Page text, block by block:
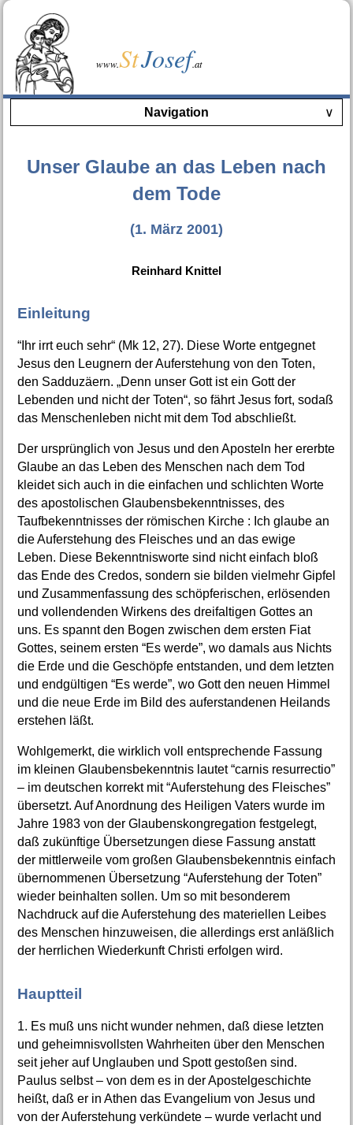
www.StJosef.at
Navigation ∨
Unser Glaube an das Leben nach
dem Tode
(1. März 2001)
Reinhard Knittel
Einleitung
“Ihr irrt euch sehr“ (Mk 12, 27). Diese Worte entgegnet
Jesus den Leugnern der Auferstehung von den Toten,
den Sadduzäern. „Denn unser Gott ist ein Gott der
Lebenden und nicht der Toten“, so fährt Jesus fort, sodaß
das Menschenleben nicht mit dem Tod abschließt.
Der ursprünglich von Jesus und den Aposteln her ererbte
Glaube an das Leben des Menschen nach dem Tod
kleidet sich auch in die einfachen und schlichten Worte
des apostolischen Glaubensbekenntnisses, des
Taufbekenntnisses der römischen Kirche : Ich glaube an
die Auferstehung des Fleisches und an das ewige
Leben. Diese Bekenntnisworte sind nicht einfach bloß
das Ende des Credos, sondern sie bilden vielmehr Gipfel
und Zusammenfassung des schöpferischen, erlösenden
und vollendenden Wirkens des dreifaltigen Gottes an
uns. Es spannt den Bogen zwischen dem ersten Fiat
Gottes, seinem ersten “Es werde”, wo damals aus Nichts
die Erde und die Geschöpfe entstanden, und dem letzten
und endgültigen “Es werde”, wo Gott den neuen Himmel
und die neue Erde im Bild des auferstandenen Heilands
erstehen läßt.
Wohlgemerkt, die wirklich voll entsprechende Fassung
im kleinen Glaubensbekenntnis lautet “carnis resurrectio”
– im deutschen korrekt mit “Auferstehung des Fleisches”
übersetzt. Auf Anordnung des Heiligen Vaters wurde im
Jahre 1983 von der Glaubenskongregation festgelegt,
daß zukünftige Übersetzungen diese Fassung anstatt
der mittlerweile vom großen Glaubensbekenntnis einfach
übernommenen Übersetzung “Auferstehung der Toten”
wieder beinhalten sollen. Um so mit besonderem
Nachdruck auf die Auferstehung des materiellen Leibes
des Menschen hinzuweisen, die allerdings erst anläßlich
der herrlichen Wiederkunft Christi erfolgen wird.
Hauptteil
1. Es muß uns nicht wunder nehmen, daß diese letzten
und geheimnisvollsten Wahrheiten über den Menschen
seit jeher auf Unglauben und Spott gestoßen sind.
Paulus selbst – von dem es in der Apostelgeschichte
heißt, daß er in Athen das Evangelium von Jesus und
von der Auferstehung verkündete – wurde verlacht und